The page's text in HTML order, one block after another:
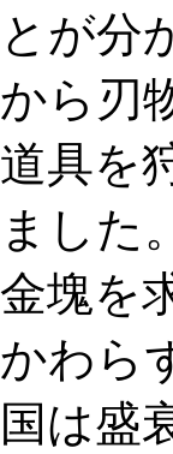
とが分
から刃
道具を
ました
金塊を
かわら
国は盛